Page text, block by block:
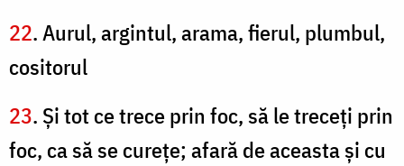
22. Aurul, argintul, arama, fierul, plumbul,
cositorul
23. Şi tot ce trece prin foc, să le treceţi prin
foc, ca să se cureţe; afară de aceasta şi cu